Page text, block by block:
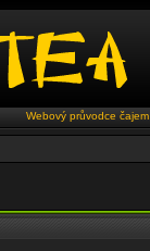
Webový průvodce